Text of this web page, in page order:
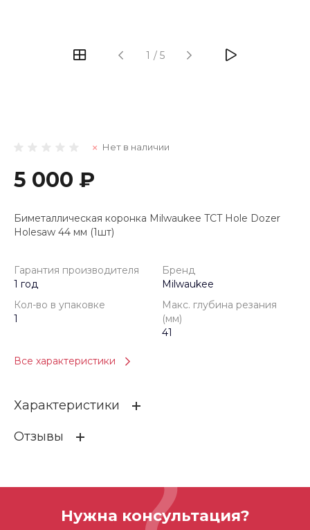
1 / 5
Нет в наличии
5 000 ₽
Биметаллическая коронка Milwaukee TCT Hole Dozer
Holesaw 44 мм (1шт)
Гарантия производителя
1 год
Бренд
Milwaukee
Кол-во в упаковке
1
Макс. глубина резания
(мм)
41
Все характеристики
Характеристики
Гарантия производителя
1
Макс. глубина резания (м
41
Отзывы
Нужна консультация?